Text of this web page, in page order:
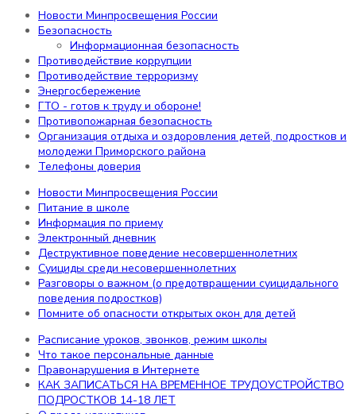
Библиотека
Бассейн
Электронная приемная
Структура сайта
РДДМ «Движение первых»
Наши звёздочки!
ВАКАНСИИ
Самодиагностика
Охрана труда
Цифровая образовательная среда
Информация
Новости Минпросвещения России
Безопасность
Информационная безопасность
Противодействие коррупции
Противодействие терроризму
ГТО - готов к труду и обороне!
Противопожарная безопасность
Организация отдыха и оздоровления детей, подростков
и молодежи Приморского района
Телефоны доверия
Новости Минпросвещения России
Безопасность
Информационная безопасность
Противодействие коррупции
Противодействие терроризму
Энергосбережение
ГТО - готов к труду и обороне!
Противопожарная безопасность
Организация отдыха и оздоровления детей, подростков и
молодежи Приморского района
Телефоны доверия
Новости Минпросвещения России
Питание в школе
Информация по приему
Электронный дневник
Деструктивное поведение несовершеннолетних
Суициды среди несовершеннолетних
Разговоры о важном (о предотвращении суицидального
поведения подростков)
Помните об опасности открытых окон для детей
Расписание уроков, звонков, режим школы
Что такое персональные данные
Правонарушения в Интернете
КАК ЗАПИСАТЬСЯ НА ВРЕМЕННОЕ ТРУДОУСТРОЙСТВО
ПОДРОСТКОВ 14-18 ЛЕТ